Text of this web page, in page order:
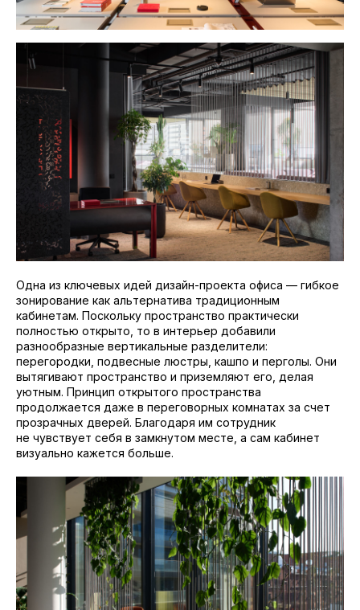
Одна из ключевых идей дизайн-проекта офиса — гибкое
зонирование как альтернатива традиционным
кабинетам. Поскольку пространство практически
полностью открыто, то в интерьер добавили
разнообразные вертикальные разделители:
перегородки, подвесные люстры, кашпо и перголы. Они
вытягивают пространство и приземляют его, делая
уютным. Принцип открытого пространства
продолжается даже в переговорных комнатах за счет
прозрачных дверей. Благодаря им сотрудник
не чувствует себя в замкнутом месте, а сам кабинет
визуально кажется больше.